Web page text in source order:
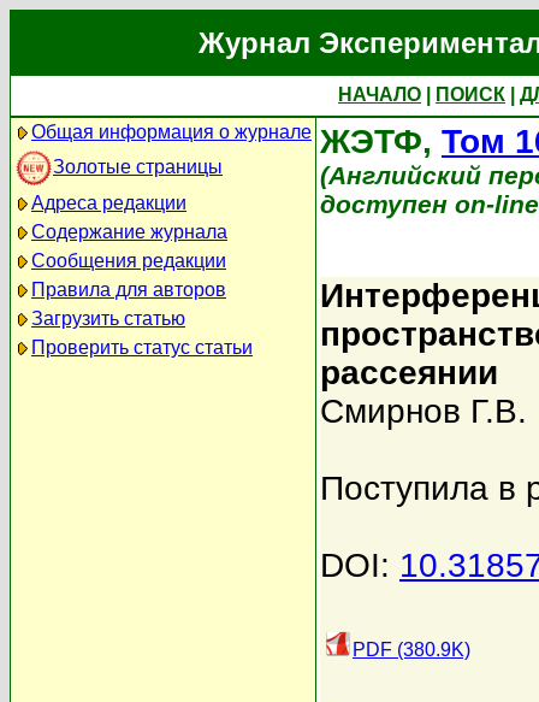
Журнал
НАЧАЛО ПОИСК
Общая информация о журнале
Золотые страницы
Адреса редакции
Содержание журнала
Сообщения редакции
Правила для авторов
Загрузить статью
Проверить статус статьи
ЖЭТФ, Том
(Английский
доступен on-
рассеянии
Смирнов Г.В.
Поступила в
DOI:
PDF (380.9K)